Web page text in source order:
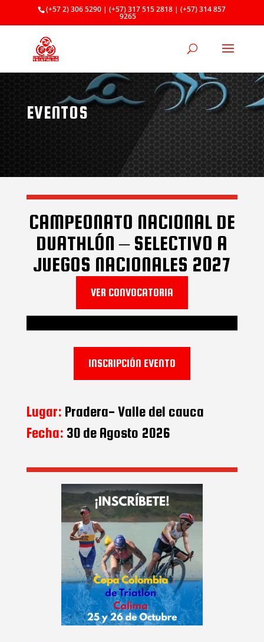
(+57 2) 306 5290 | (+57) 317 515 2818 | (+57) 314 857
9265
EVENTOS
CAMPEONATO NACIONAL DE
DUATHLÓN – SELECTIVO A
JUEGOS NACIONALES 2027
VER CONVOCATORIA
INSCRIPCIÓN EVENTO
Lugar: Pradera- Valle del cauca
Fecha: 30 de Agosto 2026